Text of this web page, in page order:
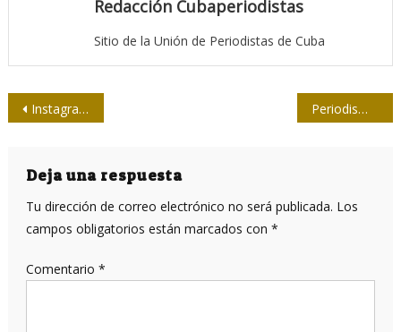
Redacción Cubaperiodistas
Sitio de la Unión de Periodistas de Cuba
Navegación
entradas
Instagram es la red social más dañina que existe psicológicamente Periodismo y actualización económica
Deja una respuesta
Tu dirección de correo electrónico no será publicada. Los
campos obligatorios están marcados con *
Comentario *